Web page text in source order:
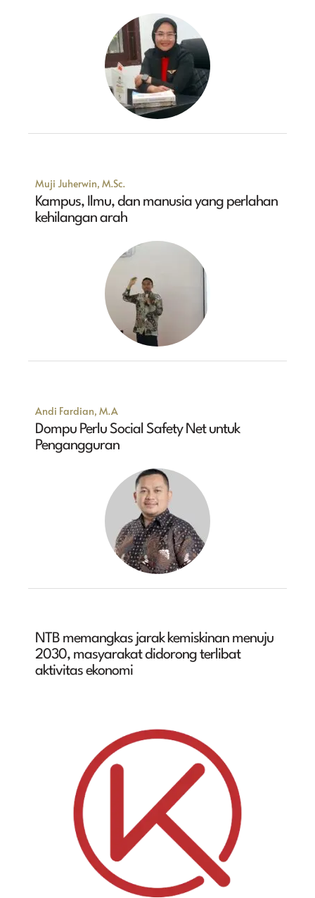
Muji Juherwin, M.Sc.
Kampus, Ilmu, dan manusia yang perlahan
kehilangan arah
Andi Fardian, M.A
Dompu Perlu Social Safety Net untuk
Pengangguran
NTB memangkas jarak kemiskinan menuju
2030, masyarakat didorong terlibat
aktivitas ekonomi